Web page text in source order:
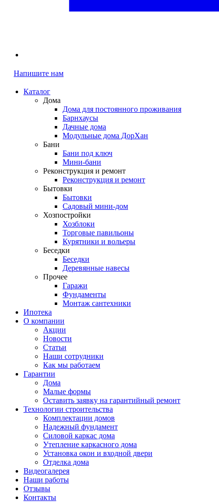
Напишите нам
Каталог
Дома
Дома для постоянного проживания
Барнхаусы
Дачные дома
Модульные дома ДорХан
Бани
Бани под ключ
Мини-бани
Реконструкция и ремонт
Реконструкция и ремонт
Бытовки
Бытовки
Садовый мини-дом
Хозпостройки
Хозблоки
Торговые павильоны
Курятники и вольеры
Беседки
Беседки
Деревянные навесы
Прочее
Гаражи
Фундаменты
Монтаж сантехники
Ипотека
О компании
Акции
Новости
Статьи
Наши сотрудники
Как мы работаем
Гарантии
Дома
Малые формы
Оставить заявку на гарантийный ремонт
Технологии строительства
Комплектации домов
Надежный фундамент
Силовой каркас дома
Утепление каркасного дома
Установка окон и входной двери
Отделка дома
Видеогалерея
Наши работы
Отзывы
Контакты